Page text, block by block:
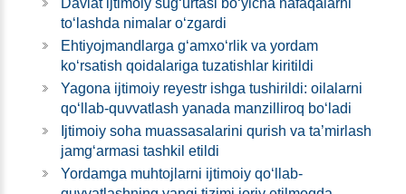
Davlat ijtimoiy sugʻurtasi boʻyicha nafaqalarni
toʻlashda nimalar oʻzgardi
Ehtiyojmandlarga gʻamхoʻrlik va yordam
koʻrsatish qoidalariga tuzatishlar kiritildi
Yagona ijtimoiy reyestr ishga tushirildi: oilalarni
qoʻllab-quvvatlash yanada manzilliroq boʻladi
Ijtimoiy soha muassasalarini qurish va ta’mirlash
jamgʻarmasi tashkil etildi
Yordamga muhtojlarni ijtimoiy qoʻllab-